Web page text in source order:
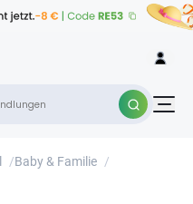
/Baby & Familie /
×